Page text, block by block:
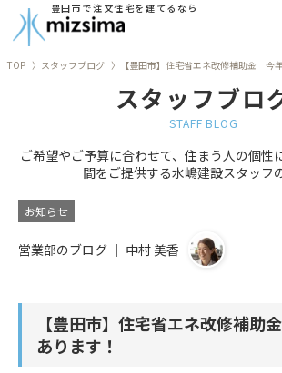
豊田市で注文住宅を建てるなら
リフォーム
古民家再生
建築実績
よくあるご質問
TOP スタッフブログ 【豊田市】住宅省エネ改修補助金 今
スタッフブロ
STAFF BLOG
ご希望やご予算に合わせて、住まう人の個性
間をご提供する水嶋建設スタッフ
お知らせ
営業部のブログ ｜ 中村 美香
【豊田市】住宅省エネ改修補助
あります！